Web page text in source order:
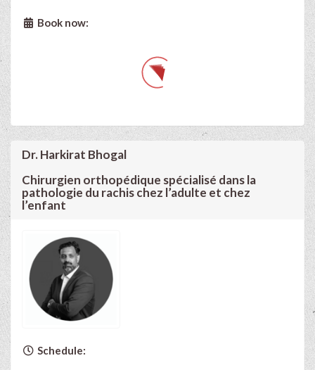
Book now:
Dr. Harkirat Bhogal
Chirurgien orthopédique spécialisé dans la
pathologie du rachis chez l’adulte et chez
l’enfant
Schedule: